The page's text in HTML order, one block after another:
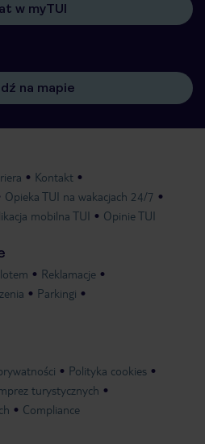
w myTUI
na mapie
Kontakt
Opieka TUI na wakacjach 24/7
mobilna TUI Opinie TUI
Reklamacje
Parkingi
Polityka cookies
turystycznych
Compliance